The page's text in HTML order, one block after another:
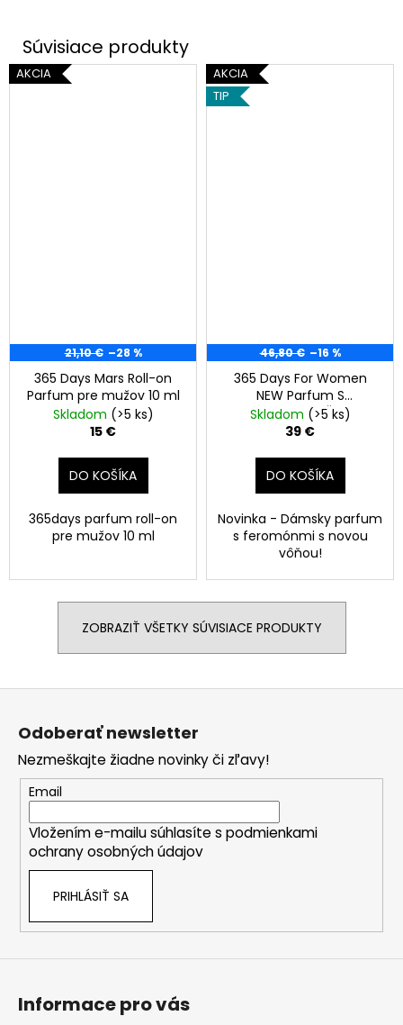
AKCIA
21,10 € –28 %
365 Days Mars Roll-on
Parfum pre mužov 10 ml
Skladom (>5 ks)
15 €
DO KOŠÍKA
365days parfum roll-on
pre mužov 10 ml
AKCIA
TIP
46,80 € –16 %
365 Days For Women
NEW Parfum S
Feromónmi Pre Ženy 50
ml
Skladom (>5 ks)
39 €
DO KOŠÍKA
Novinka - Dámsky parfum
s feromónmi s novou
vôňou!
ZOBRAZIŤ VŠETKY SÚVISIACE PRODUKTY
Z
Odoberať newsletter
Nezmeškajte žiadne novinky či zľavy!
Email
Vložením e-mailu súhlasíte s podmienkami
ochrany osobných údajov
PRIHLÁSIŤ SA
Informace pro vás